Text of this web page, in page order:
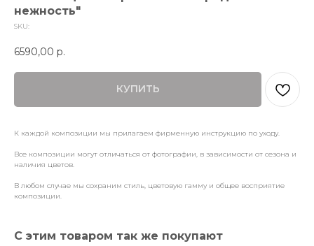
нежность"
SKU:
6590,00 р.
КУПИТЬ
К каждой композиции мы прилагаем фирменную инструкцию по уходу.
Все композиции могут отличаться от фотографии, в зависимости от сезона и
наличия цветов.
В любом случае мы сохраним стиль, цветовую гамму и общее восприятие
композиции.
С этим товаром так же покупают